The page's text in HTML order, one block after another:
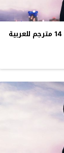
مسلسل اسمي فرح الحلقة 14 مترجم للعربية